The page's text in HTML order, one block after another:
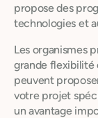
propose des
technologies et
Les organismes
grande flexibilité
peuvent
votre projet
un avantage